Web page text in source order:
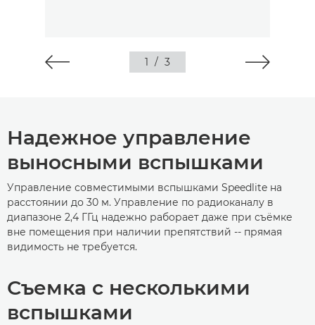
1 / 3
Надежное управление
выносными вспышками
Управление совместимыми вспышками Speedlite на
расстоянии до 30 м. Управление по радиоканалу в
диапазоне 2,4 ГГц надежно раборает даже при съёмке
вне помещения при наличии препятствий -- прямая
видимость не требуется.
Съемка с несколькими
вспышками